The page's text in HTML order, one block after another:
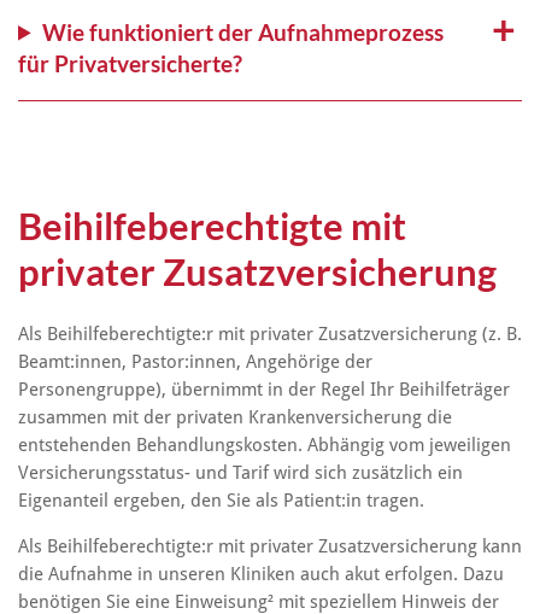
Wie funktioniert der Aufnahmeprozess
für Privatversicherte?
Beihilfeberechtigte mit
privater Zusatzversicherung
Als Beihilfeberechtigte:r mit privater Zusatzversicherung (z. B.
Beamt:innen, Pastor:innen, Angehörige der
Personengruppe), übernimmt in der Regel Ihr Beihilfeträger
zusammen mit der privaten Krankenversicherung die
entstehenden Behandlungskosten. Abhängig vom jeweiligen
Versicherungsstatus- und Tarif wird sich zusätzlich ein
Eigenanteil ergeben, den Sie als Patient:in tragen.
Als Beihilfeberechtigte:r mit privater Zusatzversicherung kann
die Aufnahme in unseren Kliniken auch akut erfolgen. Dazu
benötigen Sie eine Einweisung² mit speziellem Hinweis der